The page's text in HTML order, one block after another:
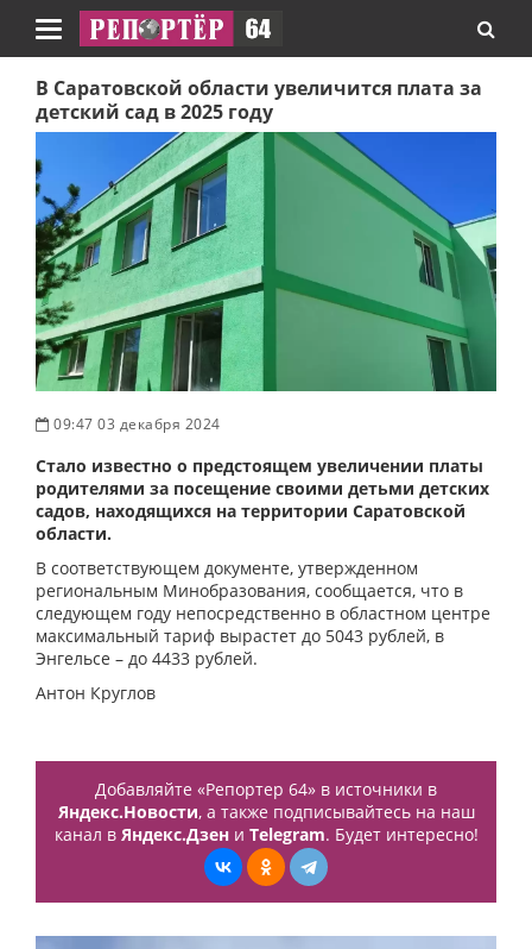
Навигация
В Саратовской области увеличится плата за
детский сад в 2025 году
09:47 03 декабря 2024
Стало известно о предстоящем увеличении платы
родителями за посещение своими детьми детских
садов, находящихся на территории Саратовской
области.
В соответствующем документе, утвержденном
региональным Минобразования, сообщается, что в
следующем году непосредственно в областном центре
максимальный тариф вырастет до 5043 рублей, в
Энгельсе – до 4433 рублей.
Антон Круглов
Добавляйте «Репортер 64» в источники в
Яндекс.Новости, а также подписывайтесь на наш
канал в Яндекс.Дзени Telegram. Будет интересно!